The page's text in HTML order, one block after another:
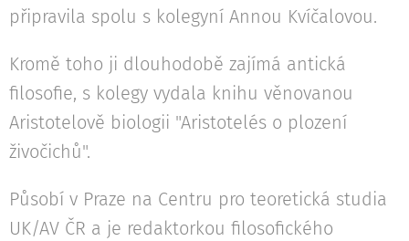
připravila spolu s kolegyní Annou Kvíčalovou.
Kromě toho ji dlouhodobě zajímá antická
filosofie, s kolegy vydala knihu věnovanou
Aristotelově biologii "Aristotelés o plození
živočichů".
Působí v Praze na Centru pro teoretická studia
UK/AV ČR a je redaktorkou filosofického